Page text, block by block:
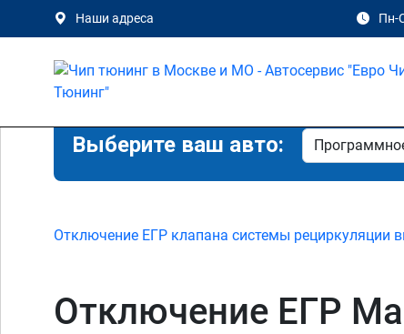
Наши адреса Пн-
Выберите ваш авто:
Отключение ЕГР клапана системы рециркуляции
Отключение ЕГР